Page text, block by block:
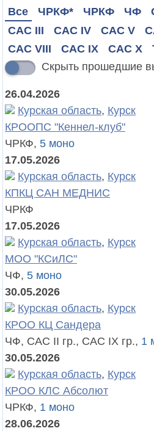
Все
ЧРКФ* ЧРКФ ЧФ
CAC III
CAC IV CAC V
CAC VIII
CAC IX CAC X
Скрыть прошедшие
26.04.2026
Курская область, Курск
КРООПС "Кеннел-клуб"
ЧРКФ, 5 моно
17.05.2026
Курская область, Курск
КПКЦ САН МЕДНИС
ЧРКФ
17.05.2026
Курская область, Курск
МОО "КСиЛС"
ЧФ, 5 моно
30.05.2026
Курская область, Курск
КРОО КЦ Сандера
ЧФ, САС II гр., САС IX гр., 1
30.05.2026
Курская область, Курск
КРОО КЛС Абсолют
ЧРКФ, 1 моно
28.06.2026